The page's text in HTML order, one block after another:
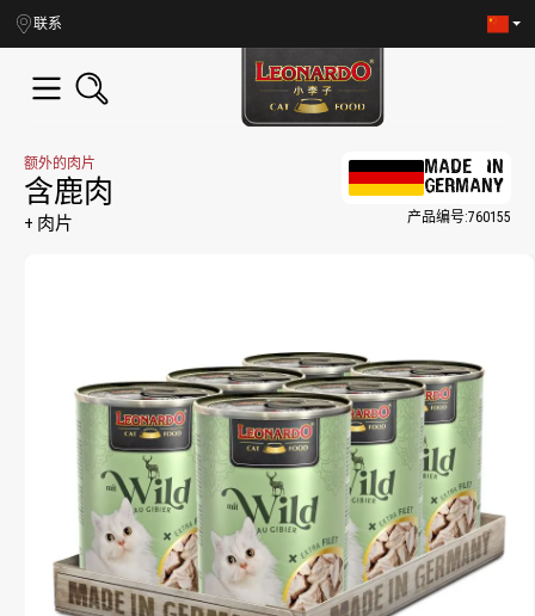
content
联系
额外的肉片
含鹿肉
+ 肉片
MADE IN
GERMANY
产品编号:760155